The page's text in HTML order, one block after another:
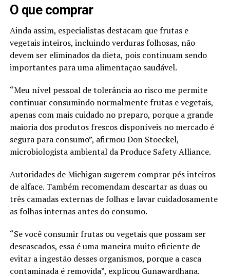
O que comprar
Ainda assim, especialistas destacam que frutas e
vegetais inteiros, incluindo verduras folhosas, não
devem ser eliminados da dieta, pois continuam sendo
importantes para uma alimentação saudável.
“Meu nível pessoal de tolerância ao risco me permite
continuar consumindo normalmente frutas e vegetais,
apenas com mais cuidado no preparo, porque a grande
maioria dos produtos frescos disponíveis no mercado é
segura para consumo”, afirmou Don Stoeckel,
microbiologista ambiental da Produce Safety Alliance.
Autoridades de Michigan sugerem comprar pés inteiros
de alface. Também recomendam descartar as duas ou
três camadas externas de folhas e lavar cuidadosamente
as folhas internas antes do consumo.
“Se você consumir frutas ou vegetais que possam ser
descascados, essa é uma maneira muito eficiente de
evitar a ingestão desses organismos, porque a casca
contaminada é removida”, explicou Gunawardhana.